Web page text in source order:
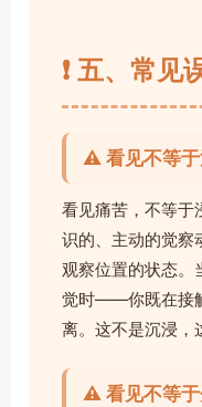
❗ 五、常见
⚠️ 看见不等
看见痛苦，不等于
识的、主动的觉察
观察位置的状态。
觉时——你既在接
离。这不是沉浸，
⚠️ 看见不等